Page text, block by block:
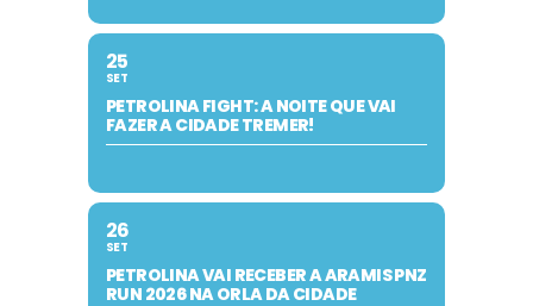
25
SET
PETROLINA FIGHT: A NOITE QUE VAI
FAZER A CIDADE TREMER!
26
SET
PETROLINA VAI RECEBER A ARAMIS PNZ
RUN 2026 NA ORLA DA CIDADE